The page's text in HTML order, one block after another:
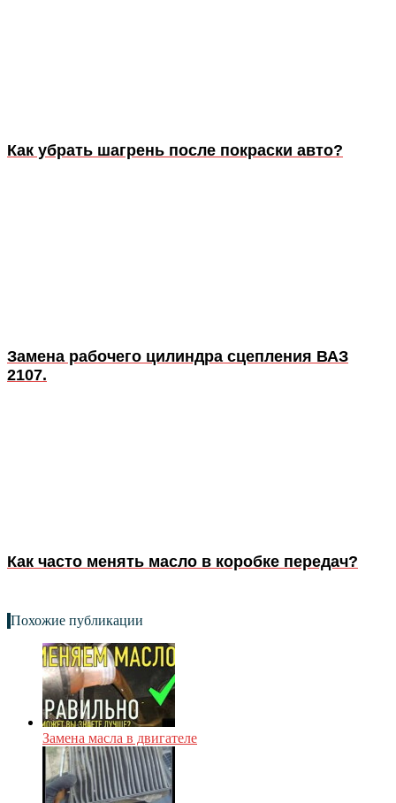
Как убрать шагрень после покраски авто?
Замена рабочего цилиндра сцепления ВАЗ
2107.
Как часто менять масло в коробке передач?
Похожие публикации
Замена масла в двигателе